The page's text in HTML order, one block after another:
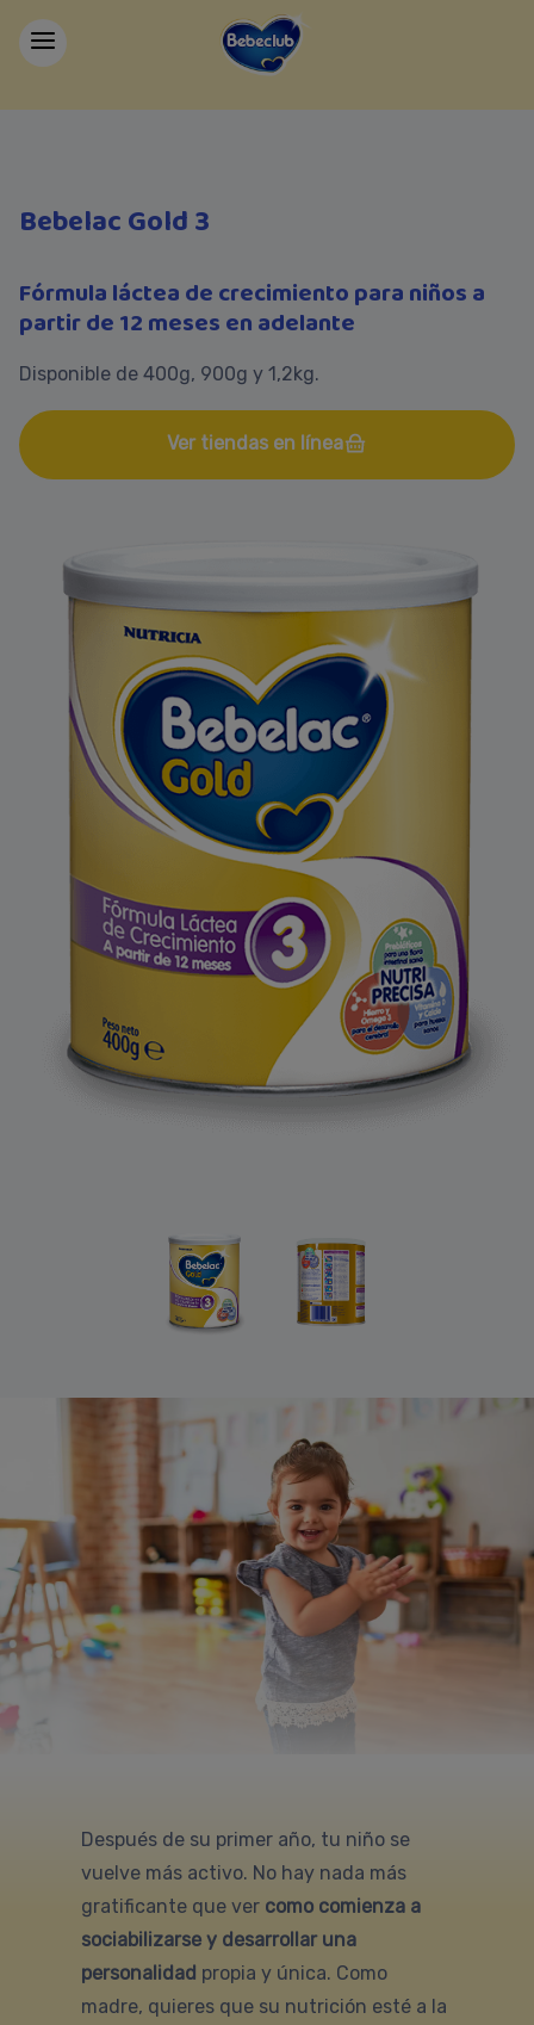
Bebelac Gold 3
Fórmula láctea de crecimiento para niños a
partir de 12 meses en adelante
Disponible de 400g, 900g y 1,2kg.
Ver tiendas en línea
Después de su primer año, tu niño se
vuelve más activo. No hay nada más
gratificante que ver como comienza a
sociabilizarse y desarrollar una
personalidad propia y única. Como
madre, quieres que su nutrición esté a la